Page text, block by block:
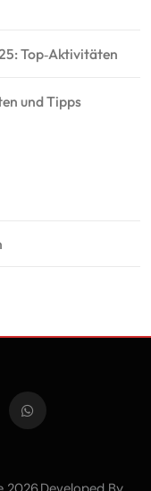
Top‑Aktivitäten
und Tipps